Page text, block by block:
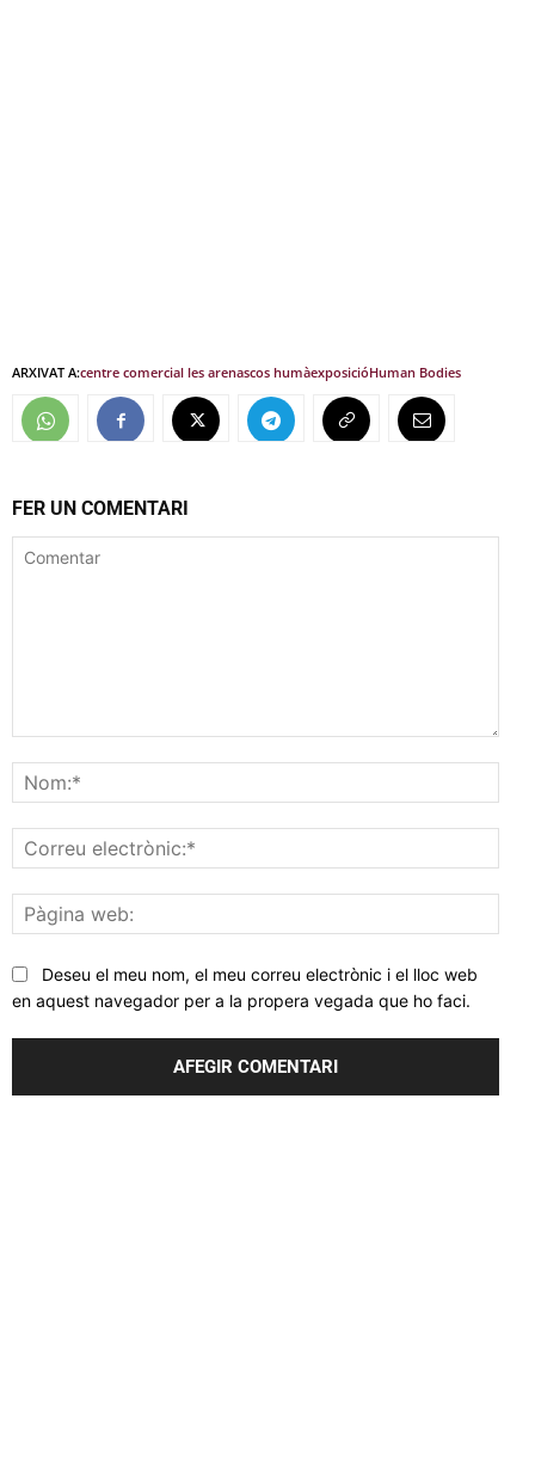
ARXIVAT A:centre comercial les arenascos humàexposicióHuman Bodies
FER UN COMENTARI
web:
Deseu el meu nom, el meu correu electrònic i el lloc web
en aquest navegador per a la propera vegada que ho faci.